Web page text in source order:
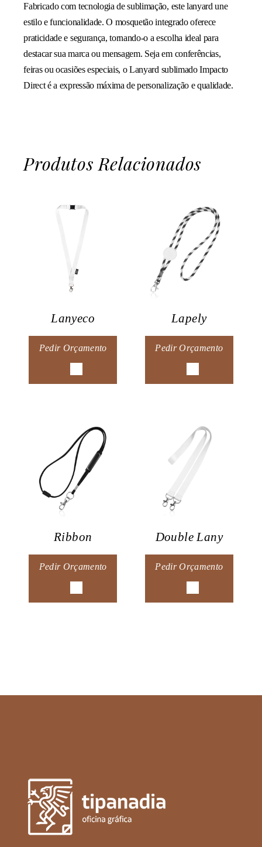
Fabricado com tecnologia de sublimação, este lanyard une
estilo e funcionalidade. O mosquetão integrado oferece
praticidade e segurança, tornando-o a escolha ideal para
destacar sua marca ou mensagem. Seja em conferências,
feiras ou ocasiões especiais, o Lanyard sublimado Impacto
Direct é a expressão máxima de personalização e qualidade.
Produtos Relacionados
Lanyeco
Pedir Orçamento
Lapely
Pedir Orçamento
Ribbon
Pedir Orçamento
Double Lany
Pedir Orçamento